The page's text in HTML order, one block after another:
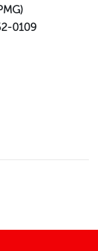
0109